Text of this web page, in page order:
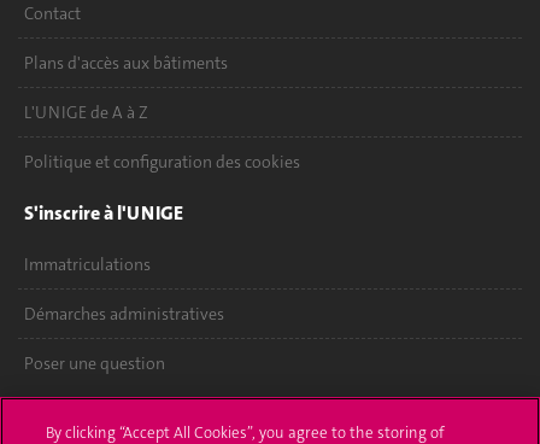
Contact
Plans d'accès aux bâtiments
L'UNIGE de A à Z
Politique et configuration des cookies
S'inscrire à l'UNIGE
Immatriculations
Démarches administratives
Poser une question
By clicking “Accept All Cookies”, you agree to the storing of